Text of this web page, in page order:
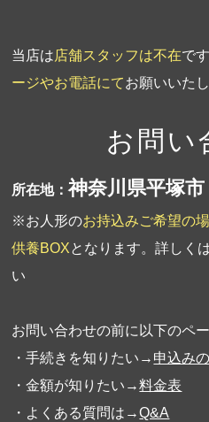
当店は店舗スタッフは不在で
ージやお電話にてお願いいたし
お問い
所在地：神奈川県平塚市
※お人形のお持込みご希望の
供養BOXとなります。詳しく
い
お問い合わせの前に以下のペ
・手続きを知りたい→ 申込み
・金額が知りたい→料金表
・よくある質問は→Q&A